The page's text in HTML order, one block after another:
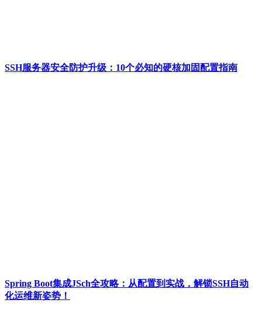
SSH服务器安全防护升级：10个必知的硬核加固配置指南
Spring Boot集成JSch全攻略：从配置到实战，解锁SSH自动
化运维新姿势！